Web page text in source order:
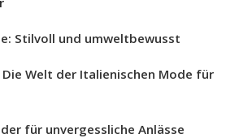
Stilvoll und umweltbewusst
Welt der Italienischen Mode für
für unvergessliche Anlässe